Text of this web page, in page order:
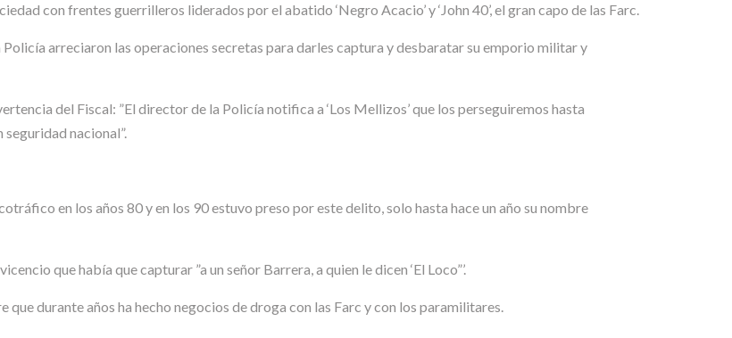
con frentes guerrilleros liderados por el abatido ‘Negro Acacio’ y ‘John 40’, el gran capo de las Farc.
Policía arreciaron las operaciones secretas para darles captura y desbaratar su emporio militar y
del Fiscal: ”El director de la Policía notifica a ‘Los Mellizos’ que los perseguiremos hasta
nacional”.
en los años 80 y en los 90 estuvo preso por este delito, solo hasta hace un año su nombre
que había que capturar ”a un señor Barrera, a quien le dicen ‘El Loco”’.
que durante años ha hecho negocios de droga con las Farc y con los paramilitares.